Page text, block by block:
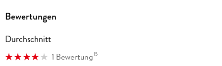
"Ein sehr detaillierter Reiseführer, der bis in den letzten
Der Tagesspiegel
"'Cuba' ist kein klassischer Reiseführer, es ist ein modernes,
Bewertungen
Durchschnitt
1 Bewertung15